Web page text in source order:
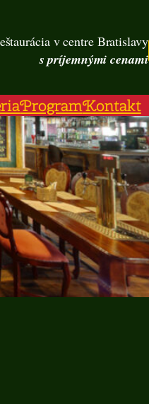
v centre Bratislavy
s príjemnými cenami
ProgramKontakt